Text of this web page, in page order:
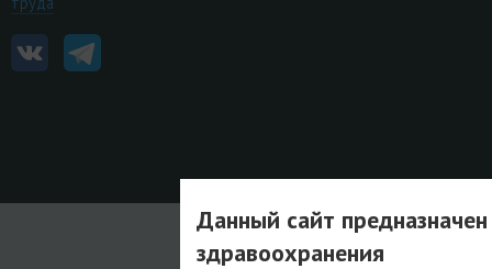
Данный сайт
здравоохранения